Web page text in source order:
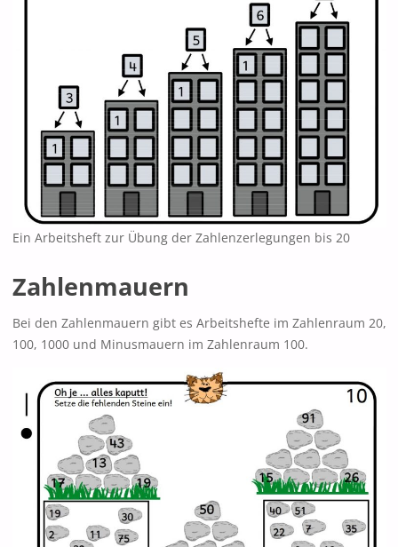
Ein Arbeitsheft zur Übung der Zahlenzerlegungen bis 20
Zahlenmauern
Bei den Zahlenmauern gibt es Arbeitshefte im Zahlenraum 20,
100, 1000 und Minusmauern im Zahlenraum 100.